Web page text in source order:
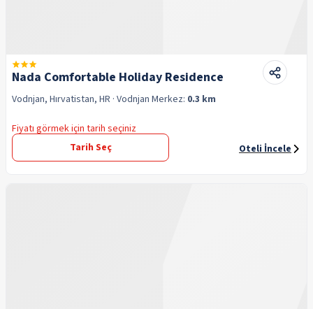
Nada Comfortable Holiday Residence
Vodnjan, Hırvatistan, HR · Vodnjan Merkez: 0.3 km
Fiyatı görmek için tarih seçiniz
Tarih Seç
Oteli İncele